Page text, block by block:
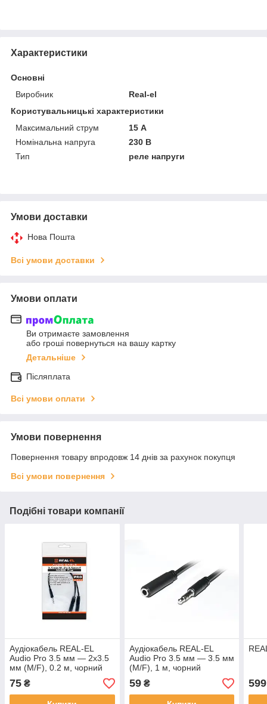
Характеристики
Основні
Виробник
Real-el
Користувальницькі характеристики
Максимальний струм
15 А
Номінальна напруга
230 В
Тип
реле напруги
Умови доставки
Нова Пошта
Всі умови доставки
Умови оплати
Ви отримаєте замовлення
або гроші повернуться на вашу картку
Детальніше
Післяплата
Всі умови оплати
Умови повернення
Повернення товару впродовж 14 днів за рахунок покупця
Всі умови повернення
Подібні товари компанії
Аудіокабель REAL-EL
Audio Pro 3.5 мм — 2х3.5
мм (M/F), 0.2 м, чорний
(EL123500039)
75 ₴
Аудіокабель REAL-EL
Audio Pro 3.5 мм — 3.5 мм
(M/F), 1 м, чорний
(EL123500041)
59₴ 599